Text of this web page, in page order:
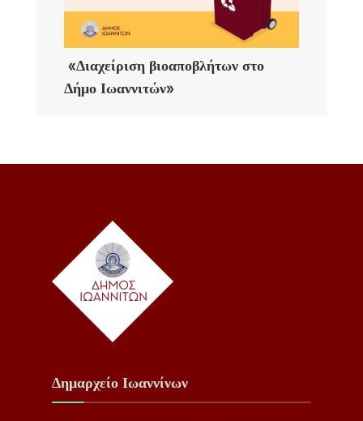
«Διαχείριση βιοαποβλήτων στο
Δήμο Ιωαννιτών»
Δημαρχείο Ιωαννίνων